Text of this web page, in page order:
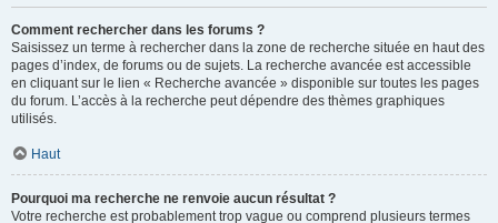
Comment rechercher dans les forums ?
Saisissez un terme à rechercher dans la zone de recherche située en haut des
pages d’index, de forums ou de sujets. La recherche avancée est accessible
en cliquant sur le lien « Recherche avancée » disponible sur toutes les pages
du forum. L’accès à la recherche peut dépendre des thèmes graphiques
utilisés.
Haut
Pourquoi ma recherche ne renvoie aucun résultat ?
Votre recherche est probablement trop vague ou comprend plusieurs termes